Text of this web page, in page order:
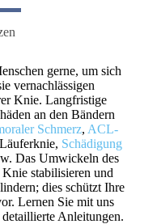
gerne, um sich
vernachlässigen
Knie. Langfristige
an den Bändern
Schmerz, ACL-
Schädigung
Das Umwickeln des
stabilisieren und
dies schützt Ihre
Lernen Sie mit uns
Anleitungen.